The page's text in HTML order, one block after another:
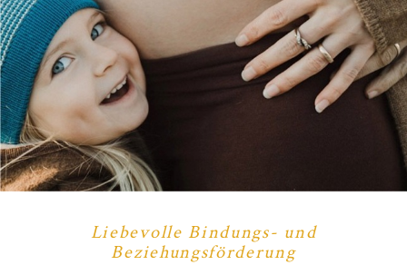
Liebevolle Bindungs- und
Beziehungsförderung